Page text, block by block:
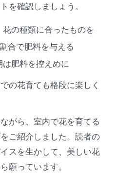
を確認しましょう。
の種類に合ったものを
合で肥料を与える
肥料を控えめに
の花育ても格段に楽しく
がら、室内で花を育てる
ご紹介しました。読者の
スを生かして、美しい花
願っています。